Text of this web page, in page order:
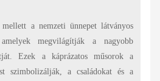
a nemzeti ünnepet látványos
megvilágítják a nagyobb
Ezek a káprázatos műsorok a
szimbolizálják, a családokat és a